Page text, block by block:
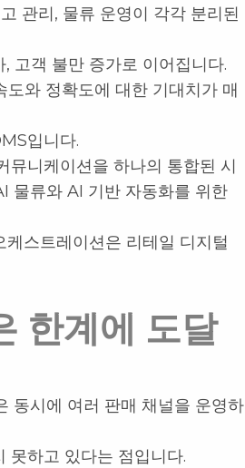
관리, 물류 운영이 각각 분리된
고객 불만 증가로 이어집니다.
와 정확도에 대한 기대치가 매
입니다.
뮤니케이션을 하나의 통합된 시
물류와 AI 기반 자동화를 위한
스트레이션은 리테일 디지털
한계에 도달
동시에 여러 판매 채널을 운영하
못하고 있다는 점입니다.